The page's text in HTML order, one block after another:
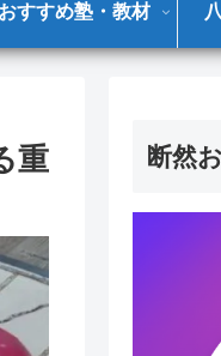
おすすめ塾・教材
重
断然